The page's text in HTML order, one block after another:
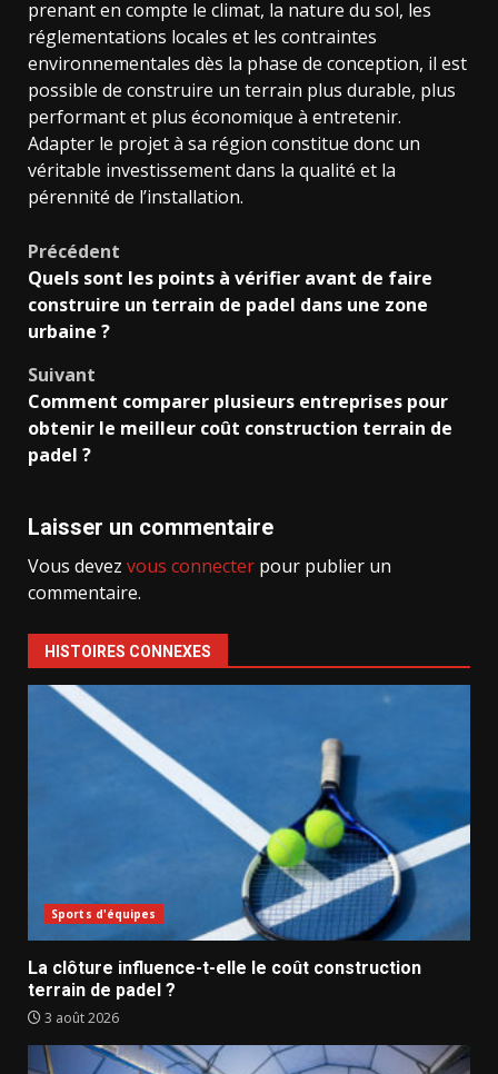
prenant en compte le climat, la nature du sol, les
réglementations locales et les contraintes
environnementales dès la phase de conception, il est
possible de construire un terrain plus durable, plus
performant et plus économique à entretenir.
Adapter le projet à sa région constitue donc un
véritable investissement dans la qualité et la
pérennité de l’installation.
Navigation
d’article
Précédent
Quels sont les points à vérifier avant de faire
construire un terrain de padel dans une zone
urbaine ?
Suivant
Comment comparer plusieurs entreprises pour
obtenir le meilleur coût construction terrain de
padel ?
Laisser un commentaire
Vous devez vous connecter pour publier un
commentaire.
HISTOIRES CONNEXES
Sports d'équipes
La clôture influence-t-elle le coût construction
terrain de padel ?
3 août 2026